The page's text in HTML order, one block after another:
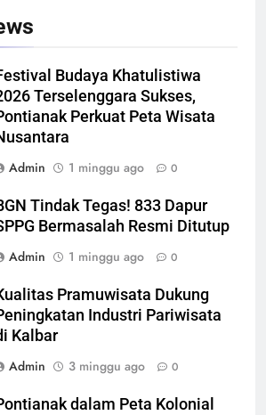
Budaya Khatulistiwa
Terselenggara Sukses,
Perkuat Peta Wisata
Admin
1 minggu ago 0
Tindak Tegas! 833 Dapur
Bermasalah Resmi Ditutup
Admin
1 minggu ago 0
Pramuwisata Dukung
Industri Pariwisata
Kalbar
Admin
3 minggu ago 0
dalam Peta Kolonial